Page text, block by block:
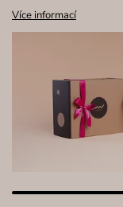
Více informací